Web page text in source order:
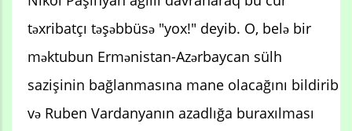
təxribatçı təşəbbüsə "yox!" deyib. O, belə bir
məktubun Ermənistan-Azərbaycan sülh
sazişinin bağlanmasına mane olacağını bildirib
və Ruben Vardanyanın azadlığa buraxılması